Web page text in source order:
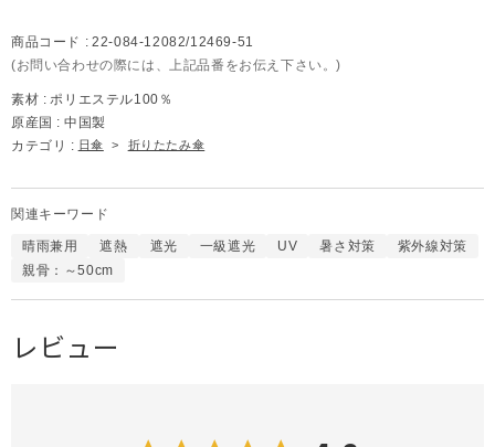
商品コード : 22-084-12082/12469-51
(お問い合わせの際には、上記品番をお伝え下さい。)
素材 : ポリエステル100％
原産国 : 中国製
カテゴリ : 日傘 > 折りたたみ傘
関連キーワード
晴雨兼用 遮熱 遮光 一級遮光 UV 暑さ対策
紫外線対策
親骨：～50cm
レビュー